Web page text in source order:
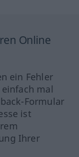
Online
ein Fehler
mal
Formular
ist
Ihrer